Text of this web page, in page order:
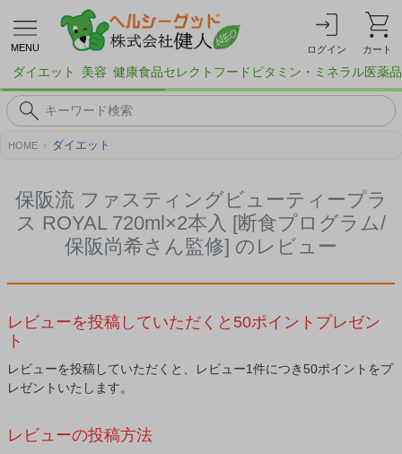
MENU ログイン カート
ダイエット 美容 健康食品セレクトフード ビタミン・ミネラル医薬品
HOME ダイエット
保阪流 ファスティングビューティープラ
ス ROYAL 720ml×2本入 [断食プログラム/
保阪尚希さん監修] のレビュー
レビューを投稿していただくと50ポイントプレゼン
ト
レビューを投稿していただくと、レビュー1件につき50ポイントをプ
レゼントいたします。
レビューの投稿方法